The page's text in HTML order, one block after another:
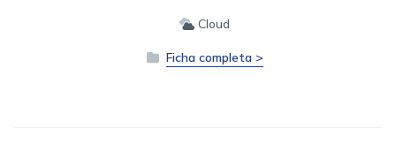
Cloud
Ficha completa >